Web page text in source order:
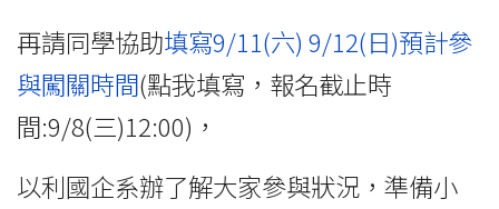
再請同學協助填寫9/11(六) 9/12(日)預計參
與闖關時間(點我填寫，報名截止時
間:9/8(三)12:00)，
以利國企系辦了解大家參與狀況，準備小